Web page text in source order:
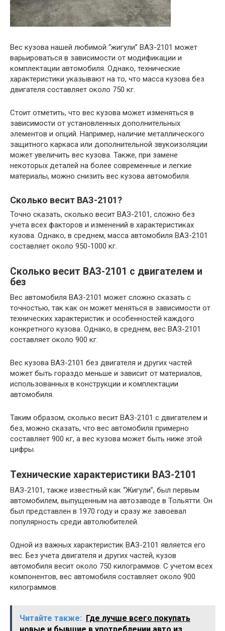
Вес кузова нашей любимой “жигули” ВАЗ-2101 может
варьироваться в зависимости от модификации и
комплектации автомобиля. Однако, технические
характеристики указывают на то, что масса кузова без
двигателя составляет около 750 кг.
Стоит отметить, что вес кузова может изменяться в
зависимости от установленных дополнительных
элементов и опций. Например, наличие металлического
защитного каркаса или дополнительной звукоизоляции
может увеличить вес кузова. Также, при замене
некоторых деталей на более современные и легкие
материалы, можно снизить вес кузова автомобиля.
Сколько весит ВАЗ-2101?
Точно сказать, сколько весит ВАЗ-2101, сложно без
учета всех факторов и изменений в характеристиках
кузова. Однако, в среднем, масса автомобиля ВАЗ-2101
составляет около 950-1000 кг.
Сколько весит ВАЗ-2101 с двигателем и
без
Вес автомобиля ВАЗ-2101 может сложно сказать с
точностью, так как он может меняться в зависимости от
технических характеристик и особенностей каждого
конкретного кузова. Однако, в среднем, вес ВАЗ-2101
составляет около 900 кг.
Вес кузова ВАЗ-2101 без двигателя и других частей
может быть гораздо меньше и зависит от материалов,
использованных в конструкции и комплектации
автомобиля.
Таким образом, сколько весит ВАЗ-2101 с двигателем и
без, можно сказать, что вес автомобиля примерно
составляет 900 кг, а вес кузова может быть ниже этой
цифры.
Технические характеристики ВАЗ-2101
ВАЗ-2101, также известный как “Жигули”, был первым
автомобилем, выпущенным на автозаводе в Тольятти. Он
был представлен в 1970 году и сразу же завоевал
популярность среди автолюбителей.
Одной из важных характеристик ВАЗ-2101 является его
вес. Без учета двигателя и других частей, кузов
автомобиля весит около 750 килограммов. С учетом всех
компонентов, вес автомобиля составляет около 900
килограммов.
Читайте также: Где лучше всего покупать
новые и бывшие в употреблении авто из